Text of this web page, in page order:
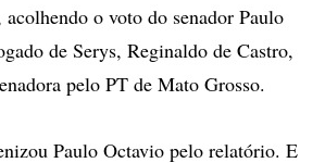
o voto do senador Paulo
de Serys, Reginaldo de Castro,
pelo PT de Mato Grosso.
Paulo Octavio pelo relatório. E